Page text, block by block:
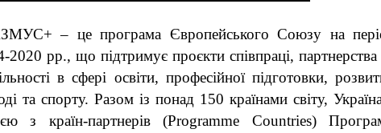
– це програма Європейського Союзу на
2020 рр., що підтримує проєкти співпраці, партнерства
в сфері освіти, професійної підготовки,
та спорту. Разом із понад 150 країнами світу,
з країн-партнерів (Programme Countries)